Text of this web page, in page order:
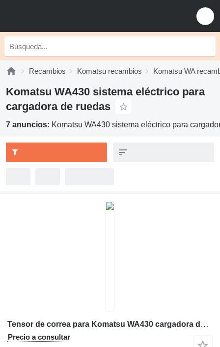
Recambios Komatsu recambios Komatsu WA
Komatsu WA430 sistema eléctrico para
cargadora de ruedas
7 anuncios: Komatsu WA430 sistema eléctrico para
Tensor de correa para Komatsu WA430 cargadora de ruedas
Precio a consultar